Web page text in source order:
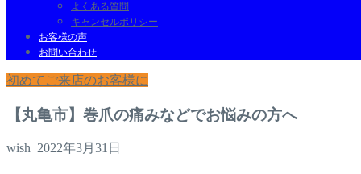
よくある質問
キャンセルポリシー
お客様の声
お問い合わせ
初めてご来店のお客様に
【丸亀市】巻爪の痛みなどでお悩みの方へ
wish 2022年3月31日